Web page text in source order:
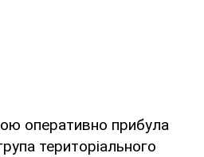
оперативно прибула
територіального